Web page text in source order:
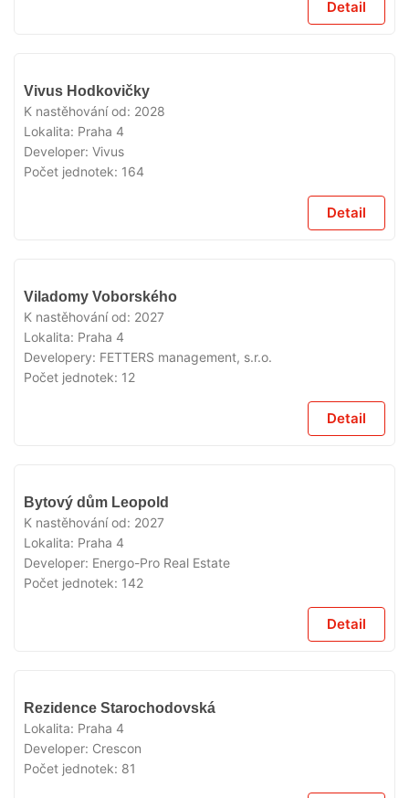
Detail
Vivus Hodkovičky
K nastěhování od: 2028
Lokalita: Praha 4
Developer: Vivus
Počet jednotek: 164
Detail
Viladomy Voborského
K nastěhování od: 2027
Lokalita: Praha 4
Developery: FETTERS management, s.r.o.
Počet jednotek: 12
Detail
Bytový dům Leopold
K nastěhování od: 2027
Lokalita: Praha 4
Developer: Energo-Pro Real Estate
Počet jednotek: 142
Detail
Rezidence Starochodovská
Lokalita: Praha 4
Developer: Crescon
Počet jednotek: 81